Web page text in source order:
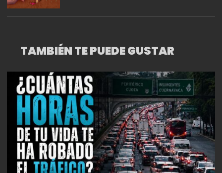
TAMBIÉN TE PUEDE GUSTAR